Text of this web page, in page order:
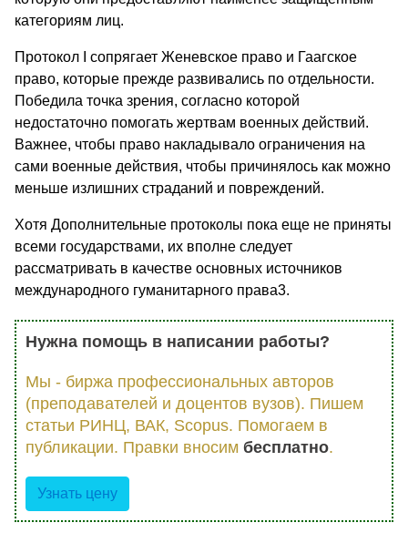
категориям лиц.
Протокол I сопрягает Женевское право и Гаагское
право, которые прежде развивались по отдельности.
Победила точка зрения, согласно которой
недостаточно помогать жертвам военных действий.
Важнее, чтобы право накладывало ограничения на
сами военные действия, чтобы причинялось как можно
меньше излишних страданий и повреждений.
Хотя Дополнительные протоколы пока еще не приняты
всеми государствами, их вполне следует
рассматривать в качестве основных источников
международного гуманитарного права3.
Нужна помощь в написании работы?
Мы - биржа профессиональных авторов
(преподавателей и доцентов вузов). Пишем
статьи РИНЦ, ВАК, Scopus. Помогаем в
публикации. Правки вносим бесплатно.
Узнать цену